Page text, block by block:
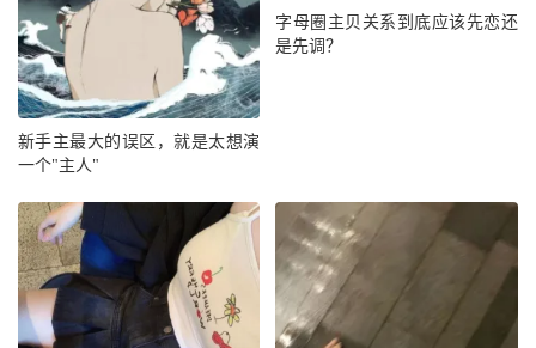
新手主最大的误区，就是太想演
一个"主人"
字母圈主贝关系到底应该先恋还
是先调？